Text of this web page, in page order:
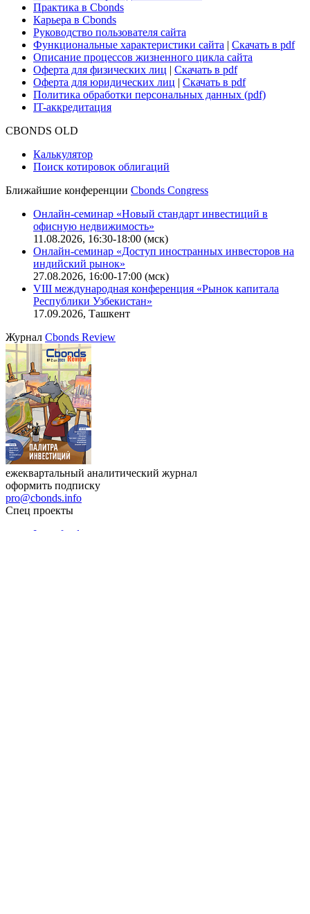
Практика в Cbonds
Карьера в Cbonds
Руководство пользователя сайта
Функциональные характеристики сайта | Скачать в pdf
Описание процессов жизненного цикла сайта
Оферта для физических лиц | Скачать в pdf
Оферта для юридических лиц | Скачать в pdf
Политика обработки персональных данных (pdf)
IT-аккредитация
CBONDS OLD
Калькулятор
Поиск котировок облигаций
Ближайшие конференции Cbonds Congress
Онлайн-семинар «Новый стандарт инвестиций в
офисную недвижимость»
11.08.2026, 16:30-18:00 (мск)
Онлайн-семинар «Доступ иностранных инвесторов на
индийский рынок»
27.08.2026, 16:00-17:00 (мск)
VIII международная конференция «Рынок капитала
Республики Узбекистан»
17.09.2026, Ташкент
Журнал Cbonds Review
ежеквартальный аналитический журнал
оформить подписку
pro@cbonds.info
Спец проекты
Investfunds